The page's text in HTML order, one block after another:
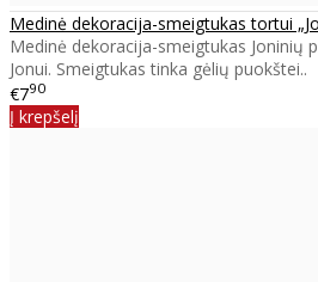
Medinė dekoracija-smeigtukas tortui
Medinė dekoracija-smeigtukas Joninių
Jonui. Smeigtukas tinka gėlių puokštei..
€790
Į krepšelį